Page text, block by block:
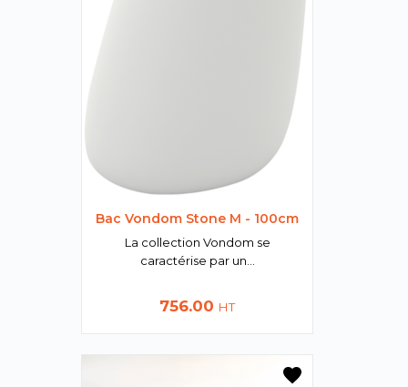
Bac Vondom Stone M - 100cm
La collection Vondom se
caractérise par un...
Prix
756.00 HT
favorite